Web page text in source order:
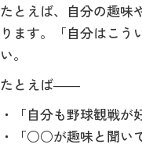
たとえば、自分の趣味
ります。「自分はこ
い。
たとえば――
・「自分も野球観戦が
・「○○が趣味と聞い